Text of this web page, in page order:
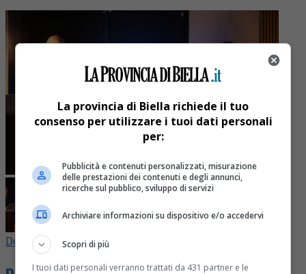
Delitti e castighi3 mesi fa
La provincia di Biella richiede il tuo
consenso per utilizzare i tuoi dati personali
per:
Pubblicità e contenuti personalizzati, misurazione
delle prestazioni dei contenuti e degli annunci,
ricerche sul pubblico, sviluppo di servizi
Archiviare informazioni su dispositivo e/o accedervi
Scopri di più
I tuoi dati personali verranno trattati da 431 partner e le